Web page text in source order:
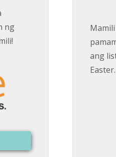
ng
ang
Easter.